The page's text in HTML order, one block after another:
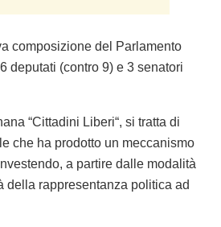
composizione del Parlamento
deputati (contro 9) e 3 senatori
“Cittadini Liberi“, si tratta di
che ha prodotto un meccanismo
a partire dalle modalità
rappresentanza politica ad